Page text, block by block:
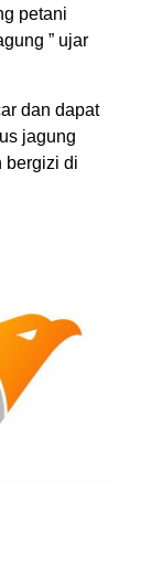
petani
” ujar
dan dapat
jagung
bergizi di